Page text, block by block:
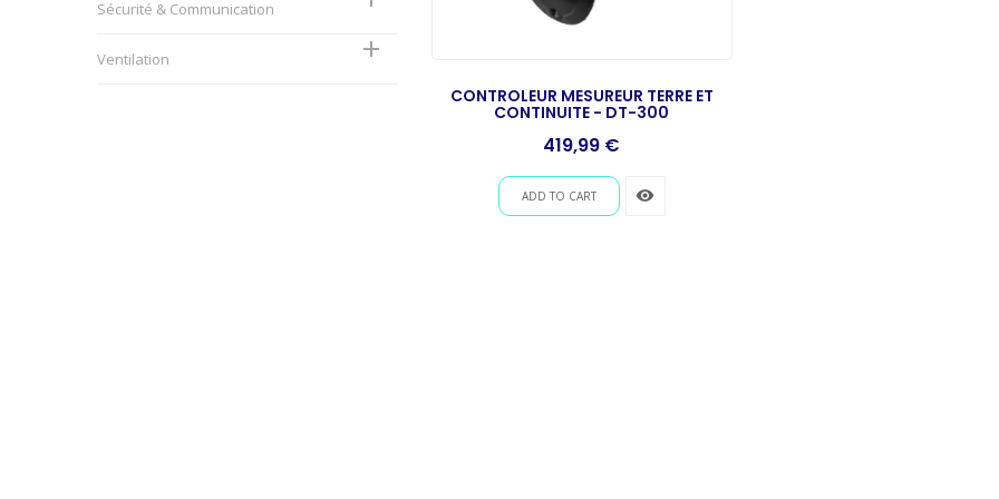
Sécurité & Communication
Ventilation 
CONTROLEUR MESUREUR TERRE ET
CONTINUITE - DT-300
Prix
419,99 €
ADD TO CART remove_red_eye